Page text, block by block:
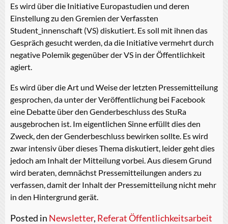
Es wird über die Initiative Europastudien und deren
Einstellung zu den Gremien der Verfassten
Student_innenschaft (VS) diskutiert. Es soll mit ihnen das
Gespräch gesucht werden, da die Initiative vermehrt durch
negative Polemik gegenüber der VS in der Öffentlichkeit
agiert.
Es wird über die Art und Weise der letzten Pressemitteilung
gesprochen, da unter der Veröffentlichung bei Facebook
eine Debatte über den Genderbeschluss des StuRa
ausgebrochen ist. Im eigentlichen Sinne erfüllt dies den
Zweck, den der Genderbeschluss bewirken sollte. Es wird
zwar intensiv über dieses Thema diskutiert, leider geht dies
jedoch am Inhalt der Mitteilung vorbei. Aus diesem Grund
wird beraten, demnächst Pressemitteilungen anders zu
verfassen, damit der Inhalt der Pressemitteilung nicht mehr
in den Hintergrund gerät.
Posted in Newsletter, Referat Öffentlichkeitsarbeit